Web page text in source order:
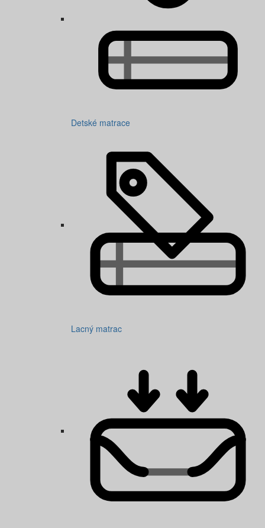
Detské matrace
Lacný matrac